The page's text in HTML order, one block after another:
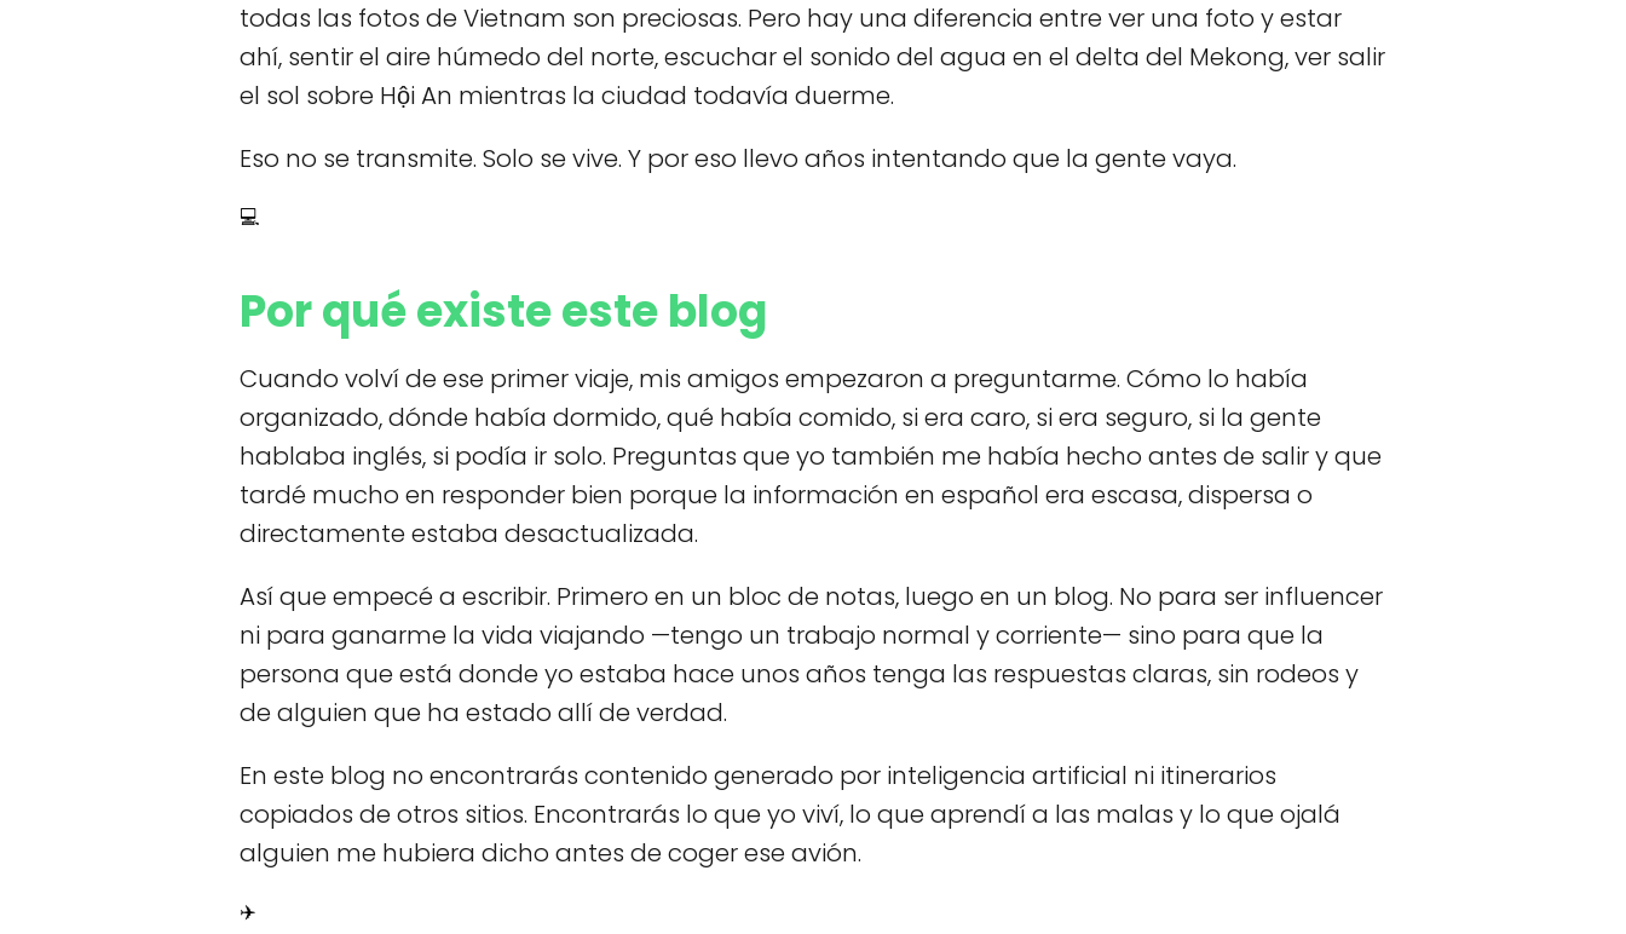
todas las fotos de Vietnam son preciosas. Pero hay una diferencia entre ver una foto y estar
ahí, sentir el aire húmedo del norte, escuchar el sonido del agua en el delta del Mekong, ver salir
el sol sobre Hội An mientras la ciudad todavía duerme.
Eso no se transmite. Solo se vive. Y por eso llevo años intentando que la gente vaya.
💻
Por qué existe este blog
Cuando volví de ese primer viaje, mis amigos empezaron a preguntarme. Cómo lo había
organizado, dónde había dormido, qué había comido, si era caro, si era seguro, si la gente
hablaba inglés, si podía ir solo. Preguntas que yo también me había hecho antes de salir y que
tardé mucho en responder bien porque la información en español era escasa, dispersa o
directamente estaba desactualizada.
Así que empecé a escribir. Primero en un bloc de notas, luego en un blog. No para ser influencer
ni para ganarme la vida viajando —tengo un trabajo normal y corriente— sino para que la
persona que está donde yo estaba hace unos años tenga las respuestas claras, sin rodeos y
de alguien que ha estado allí de verdad.
En este blog no encontrarás contenido generado por inteligencia artificial ni itinerarios
copiados de otros sitios. Encontrarás lo que yo viví, lo que aprendí a las malas y lo que ojalá
alguien me hubiera dicho antes de coger ese avión.
✈️